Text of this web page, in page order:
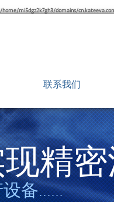
/home/mi5dgz2k7gh3/domains/
联系我们
分布在全球的
制造服务与支持
精
备......